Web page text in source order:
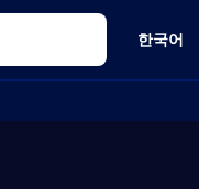
한국어